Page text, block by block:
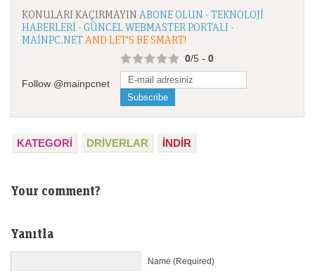
KONULARI KAÇIRMAYIN ABONE OLUN - TEKNOLOJI
HABERLERI - GÜNCEL WEBMASTER PORTALI -
MAINPC.NETAND LET'S BE SMART!
Follow @mainpcnet
0/5 - 0
KATEGORI DRIVERLAR İNDİR
Your comment?
Yanıtla
Name (Required)